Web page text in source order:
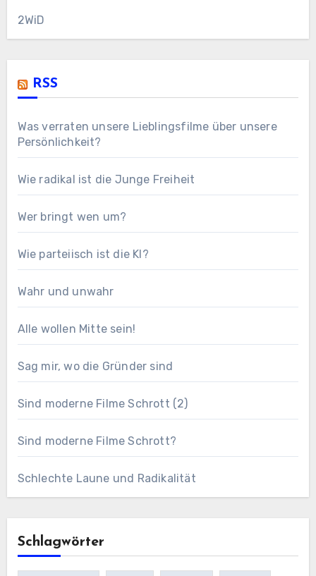
2WiD
RSS
Was verraten unsere Lieblingsfilme über unsere
Persönlichkeit?
Wie radikal ist die Junge Freiheit
Wer bringt wen um?
Wie parteiisch ist die KI?
Wahr und unwahr
Alle wollen Mitte sein!
Sag mir, wo die Gründer sind
Sind moderne Filme Schrott (2)
Sind moderne Filme Schrott?
Schlechte Laune und Radikalität
Schlagwörter